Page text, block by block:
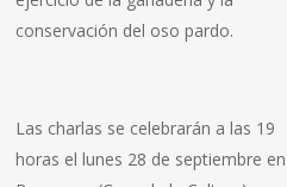
conservación del oso pardo.
Las charlas se celebrarán a las 19
horas el lunes 28 de septiembre en